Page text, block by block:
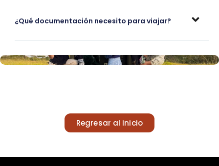
¿Qué documentación necesito para viajar?
Regresar al inicio